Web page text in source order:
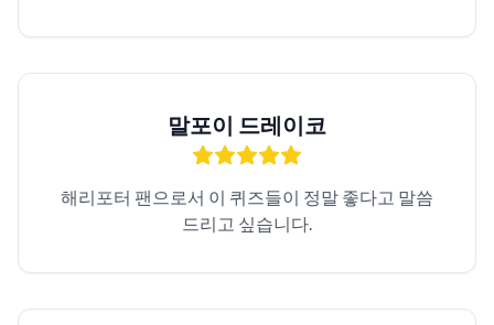
말포이 드레이코
해리포터 팬으로서 이 퀴즈들이 정말 좋다고 말씀
드리고 싶습니다.